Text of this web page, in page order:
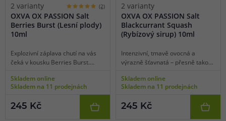
2 varianty (2)
OXVA OX PASSION Salt
Berries Burst (Lesní plody)
10ml
Explozivní záplava chutí na vás
čeká v kousku Berries Burst.
všemožných lesních bobulovitých
plodů udeří na chuťové pohárky
nejsladších, až po mírně nakyslé
Skladem online
Skladem na 11 prodejnách
245 Kč
2 varianty
OXVA OX PASSION Salt
Blackcurrant Squash
(Rybízový sirup) 10ml
Intenzivní, tmavě ovocná a
výrazně šťavnatá – přesně taková
Představuje silnou esenci
hustého rybízového sirupu, který
neskutečně aromatický. Tóny
Skladem online
Skladem na 11 prodejnách
245 Kč